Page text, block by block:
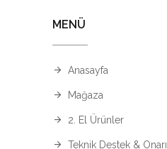
MENÜ
Anasayfa
Mağaza
2. El Ürünler
Teknik Destek &